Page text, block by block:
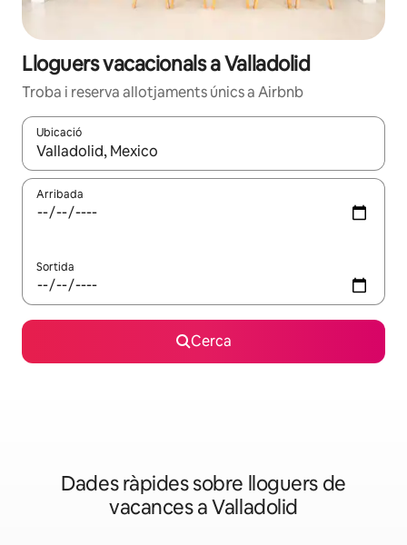
Lloguers vacacionals a Valladolid
Troba i reserva allotjaments únics a Airbnb
Ubicació
Quan els resultats estiguin disponibles, podràs navegar-hi a
Arribada
Sortida
Cerca
Dades ràpides sobre lloguers de
vacances a Valladolid